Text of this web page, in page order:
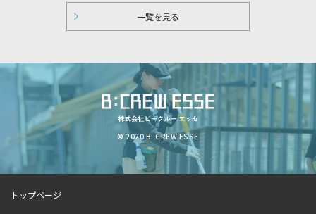
一覧を見る
© 2020 B: CREW ESSE
トップページ